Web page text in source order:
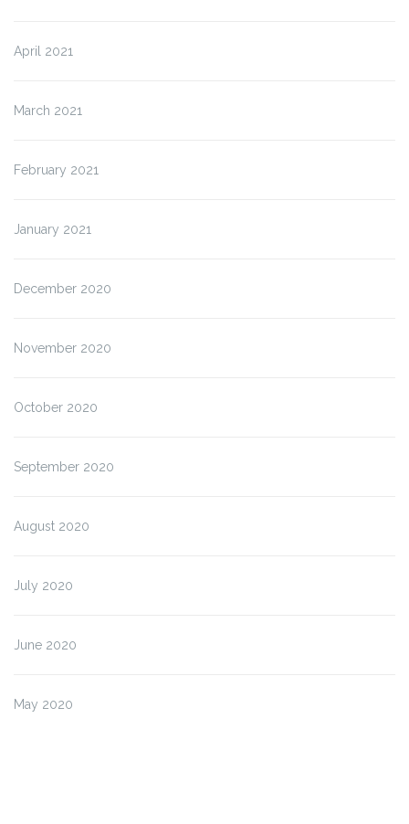
April 2021
March 2021
February 2021
January 2021
December 2020
November 2020
October 2020
September 2020
August 2020
July 2020
June 2020
May 2020